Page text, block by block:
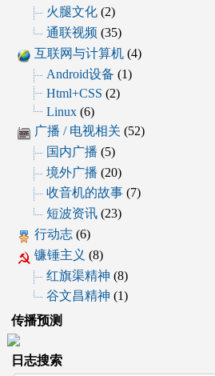
火腿文化(2)
通联视频 (35)
互联网与计算机(4)
Android设备 (1)
Html+CSS (2)
Linux(6)
广播 / 电视相关 (52)
国内广播 (5)
境外广播 (20)
收音机的故事(7)
短波资讯(23)
行动志(6)
镰锤主义 (8)
红旗渠精神 (8)
谷文昌精神 (1)
传播预测
日志搜索